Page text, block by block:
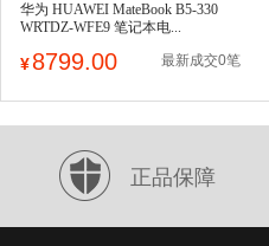
华为 HUAWEI MateBook B5-330
WRTDZ-WFE9 笔记本电...
¥8799.00 最新成交0笔
正品保障